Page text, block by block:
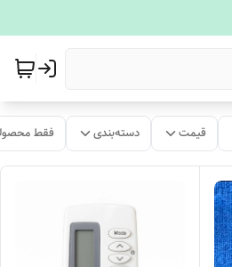
قیمت دسته‌بندی فقط